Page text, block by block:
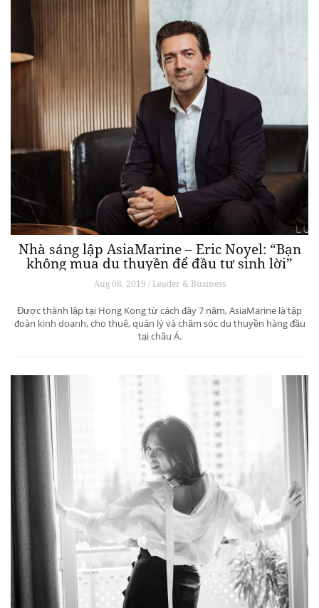
Nhà sáng lập AsiaMarine – Eric Noyel: “Bạn
không mua du thuyền để đầu tư sinh lời”
Aug 08, 2019 / Leader & Business
Được thành lập tại Hong Kong từ cách đây 7 năm, AsiaMarine là tập
đoàn kinh doanh, cho thuê, quản lý và chăm sóc du thuyền hàng đầu
tại châu Á.